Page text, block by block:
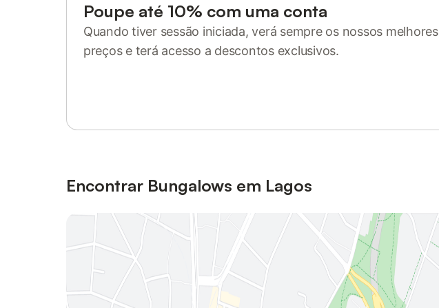
Poupe até 10% com uma conta
Quando tiver sessão iniciada, verá sempre os nossos melhores
preços e terá acesso a descontos exclusivos.
Encontrar Bungalows em Lagos